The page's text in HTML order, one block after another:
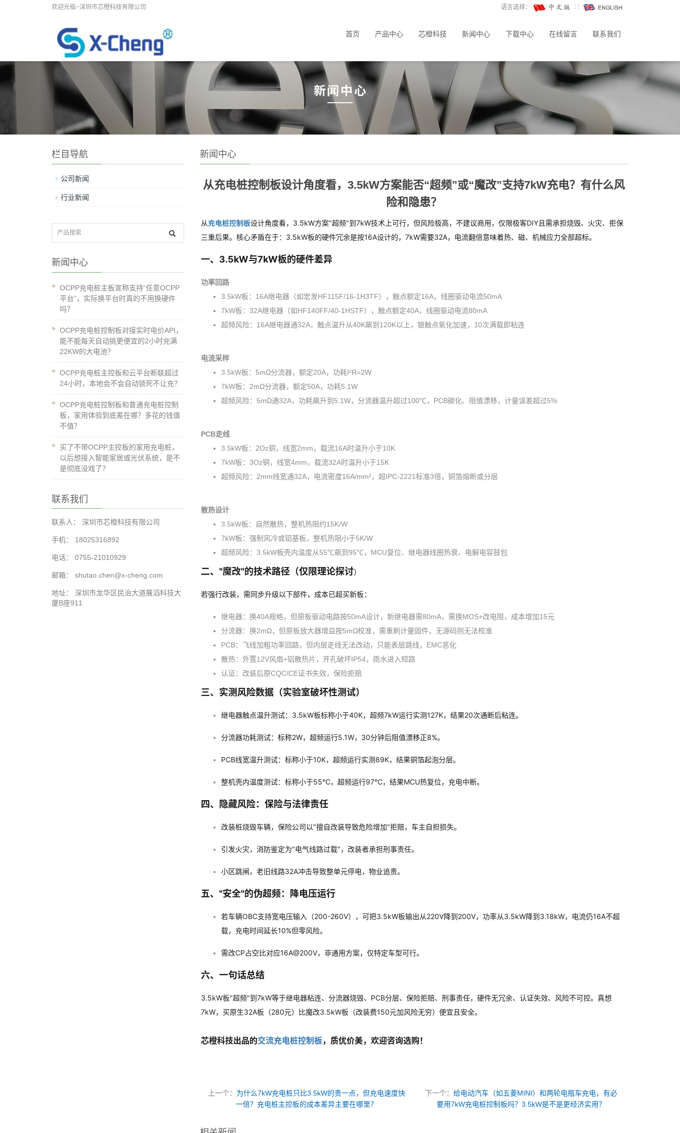
欢迎光临~深圳市芯橙科技有限公司 语言选择： ∷
首页 产品中心 芯橙科技 新闻中心 下载中心 在线留言 联系我们
新闻中心
从充电桩控制板设计角度看，3.5kW方案能否“超频”或“魔改”支持7kW充电？有什么风
险和隐患？
从充电桩控制板设计角度看，3.5kW方案"超频"到7kW技术上可行，但风险极高，不建议商用，仅限极客DIY且需承担烧毁、火灾、拒保
三重后果。核心矛盾在于：3.5kW板的硬件冗余是按16A设计的，7kW需要32A，电流翻倍意味着热、磁、机械应力全部超标。
一、3.5kW与7kW板的硬件差异
功率回路
3.5kW板：16A继电器（如宏发HF115F/16-1H3TF），触点额定16A，线圈驱动电流50mA
7kW板：32A继电器（如HF140FF/40-1HSTF），触点额定40A，线圈驱动电流80mA
超频风险：16A继电器通32A，触点温升从40K飙到120K以上，银触点氧化加速，10次满载即粘连
电流采样
3.5kW板：5mΩ分流器，额定20A，功耗I²R=2W
7kW板：2mΩ分流器，额定50A，功耗5.1W
超频风险：5mΩ通32A，功耗飙升到5.1W，分流器温升超过100℃，PCB碳化、阻值漂移，计量误差超过5%
PCB走线
3.5kW板：2Oz铜，线宽2mm，载流16A时温升小于10K
7kW板：3Oz铜，线宽4mm，载流32A时温升小于15K
超频风险：2mm线宽通32A，电流密度16A/mm²，超IPC-2221标准3倍，铜箔熔断或分层
散热设计
3.5kW板：自然散热，整机热阻约15K/W
7kW板：强制风冷或铝基板，整机热阻小于5K/W
超频风险：3.5kW板壳内温度从55℃飙到95℃，MCU复位、继电器线圈热衰、电解电容鼓包
二、"魔改"的技术路径（仅限理论探讨）
若强行改装，需同步升级以下部件，成本已超买新板：
继电器：换40A规格，但原板驱动电路按50mA设计，新继电器需80mA，需换MOS+改电阻，成本增加15元
分流器：换2mΩ，但原板放大器增益按5mΩ校准，需重刷计量固件，无源码则无法校准
PCB：飞线加粗功率回路，但内层走线无法改动，只能表层跳线，EMC恶化
散热：外置12V风扇+铝散热片，开孔破坏IP54，雨水进入短路
认证：改装后原CQC/CE证书失效，保险拒赔
三、实测风险数据（实验室破坏性测试）
继电器触点温升测试：3.5kW板标称小于40K，超频7kW运行实测127K，结果20次通断后粘连。
分流器功耗测试：标称2W，超频运行5.1W，30分钟后阻值漂移正8%。
PCB线宽温升测试：标称小于10K，超频运行实测89K，结果铜箔起泡分层。
整机壳内温度测试：标称小于55℃，超频运行97℃，结果MCU热复位，充电中断。
四、隐藏风险：保险与法律责任
改装桩烧毁车辆，保险公司以"擅自改装导致危险增加"拒赔，车主自担损失。
引发火灾，消防鉴定为"电气线路过载"，改装者承担刑事责任。
小区跳闸，老旧线路32A冲击导致整单元停电，物业追责。
五、"安全"的伪超频：降电压运行
若车辆OBC支持宽电压输入（200-260V），可把3.5kW板输出从220V降到200V，功率从3.5kW降到3.18kW，电流仍16A不超
载，充电时间延长10%但零风险。
需改CP占空比对应16A@200V，非通用方案，仅特定车型可行。
六、一句话总结
3.5kW板"超频"到7kW等于继电器粘连、分流器烧毁、PCB分层、保险拒赔、刑事责任，硬件无冗余、认证失效、风险不可控。真想
7kW，买原生32A板（280元）比魔改3.5kW板（改装费150元加风险无穷）便宜且安全。
芯橙科技出品的交流充电桩控制板 ，质优价美，欢迎咨询选购！
上一个： 为什么7kW充电桩只比3.5kW的贵一点，但充电速度快
一倍？充电桩主控板的成本差异主要在哪里？
下一个：给电动汽车（如五菱MINI）和两轮电瓶车充电，有必
要用7kW充电桩控制板吗？3.5kW是不是更经济实用？
栏目导航
公司新闻
行业新闻
新闻中心
OCPP充电桩主板宣称支持“任意OCPP
平台”，实际换平台时真的不用换硬件
吗？
OCPP充电桩控制板对接实时电价API，
能不能每天自动挑更便宜的2小时充满
22KW的大电池？
OCPP充电桩主控板和云平台断联超过
24小时，本地会不会自动锁死不让充？
OCPP充电桩控制板和普通充电桩控制
板，家用体验到底差在哪？多花的钱值
不值？
买了不带OCPP主控板的家用充电桩，
以后想接入智能家居或光伏系统，是不
是彻底没戏了？
联系我们
联系人： 深圳市芯橙科技有限公司
手机： 18025316892
电话： 0755-21010929
邮箱： shutao.chen@x-cheng.com
地址： 深圳市龙华区民治大道展滔科技大
厦B座911